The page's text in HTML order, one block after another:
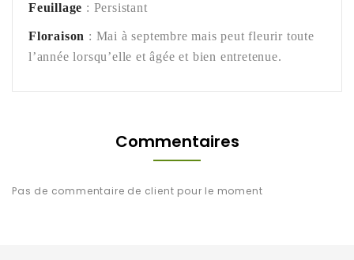
Feuillage : Persistant
Floraison : Mai à septembre mais peut fleurir toute
l’année lorsqu’elle et âgée et bien entretenue.
Commentaires
Pas de commentaire de client pour le moment